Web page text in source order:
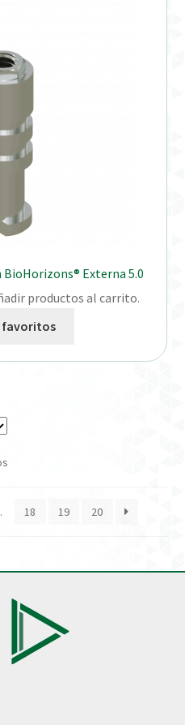
Externa 5.0
productos al carrito.
favoritos
18 19 20